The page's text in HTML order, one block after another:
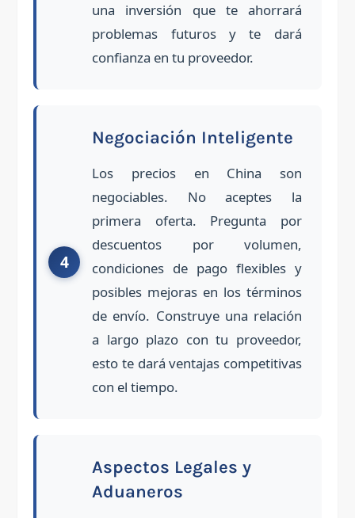
una inversión que te ahorrará
problemas futuros y te dará
confianza en tu proveedor.
Negociación Inteligente
Los precios en China son
negociables. No aceptes la
primera oferta. Pregunta por
descuentos por volumen,
condiciones de pago flexibles y
posibles mejoras en los términos
de envío. Construye una relación
a largo plazo con tu proveedor,
esto te dará ventajas competitivas
con el tiempo.
Aspectos Legales y
Aduaneros